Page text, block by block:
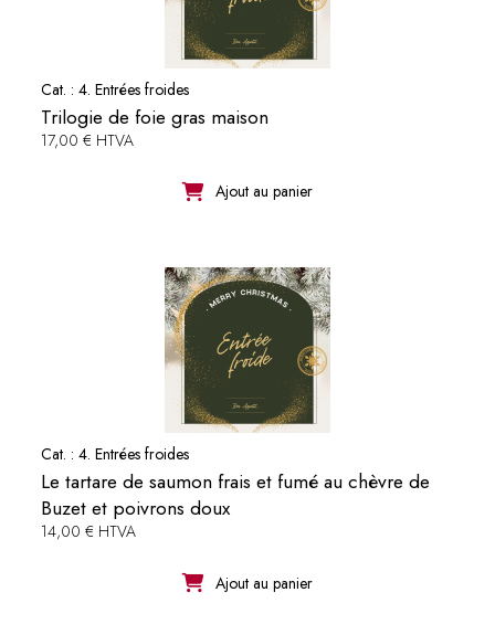
Cat. : 4. Entrées froides
Trilogie de foie gras maison
17,00 € HTVA
Ajout au panier
Cat. : 4. Entrées froides
Le tartare de saumon frais et fumé au chèvre de
Buzet et poivrons doux
14,00 € HTVA
Ajout au panier